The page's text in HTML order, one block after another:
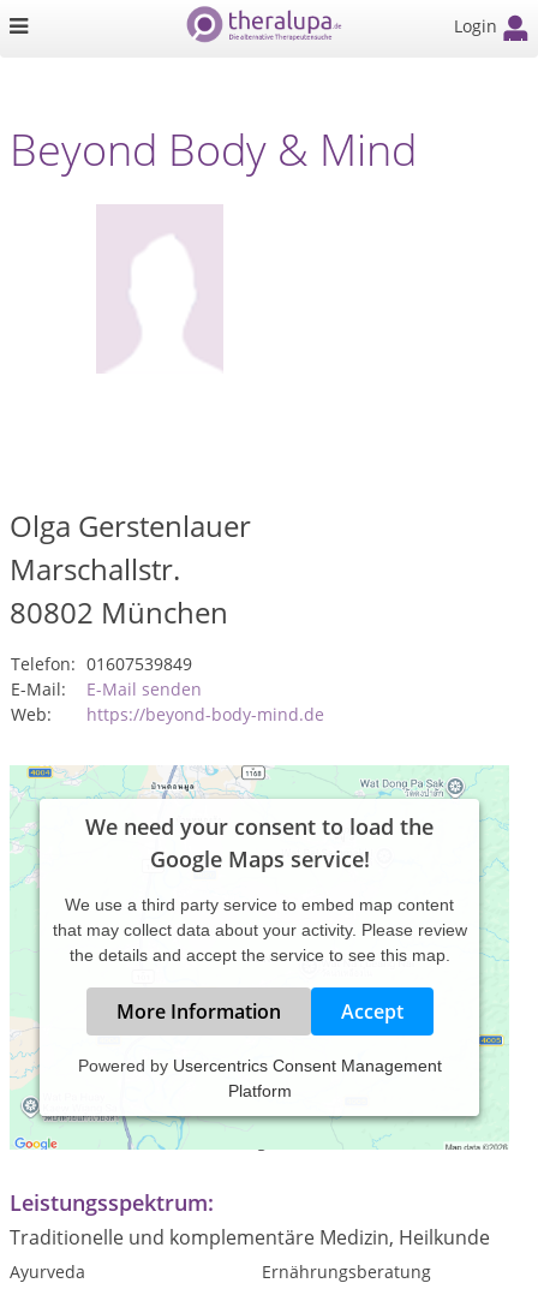
Login
Beyond Body & Mind
Olga Gerstenlauer
Marschallstr.
80802 München
Telefon: 01607539849
E-Mail:
E-Mail senden
Web:
https://beyond-body-mind.de
We need your consent to load the
Google Maps service!
We use a third party service to embed map content
that may collect data about your activity. Please review
the details and accept the service to see this map.
More Information Accept
Powered by Usercentrics Consent Management
Platform
Praxiszeiten:
Praxiszeiten nach Vereinbarung
Leistungsspektrum:
Traditionelle und komplementäre Medizin, Heilkunde
Ayurveda Ernährungsberatung